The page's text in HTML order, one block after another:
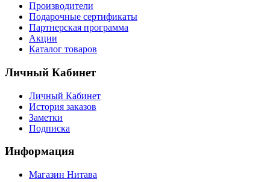
Производители
Подарочные сертификаты
Партнерская программа
Акции
Каталог товаров
Личный Кабинет
Личный Кабинет
История заказов
Заметки
Подписка
Информация
Магазин Нитава